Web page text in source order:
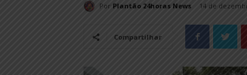
Por Plantão 24horas News 14 de
Compartilhar